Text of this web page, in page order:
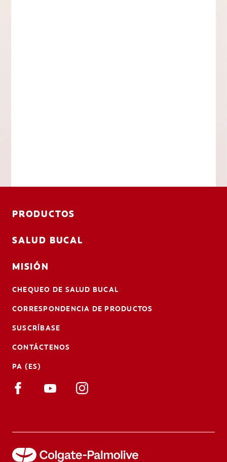
PRODUCTOS
SALUD BUCAL
MISIÓN
CHEQUEO DE SALUD BUCAL
CORRESPONDENCIA DE PRODUCTOS
SUSCRÍBASE
CONTÁCTENOS
PA (ES)